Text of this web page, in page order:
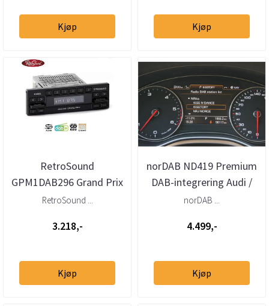
Kjøp Kjøp
RetroSound
GPM1DAB296 Grand Prix
DAB+ radio AUX
RetroSound ...
3.218,-
Kjøp
norDAB ND419 Premium
DAB-integrering Audi /
VW / Bentley MMI 3G
norDAB ...
4.499,-
Kjøp